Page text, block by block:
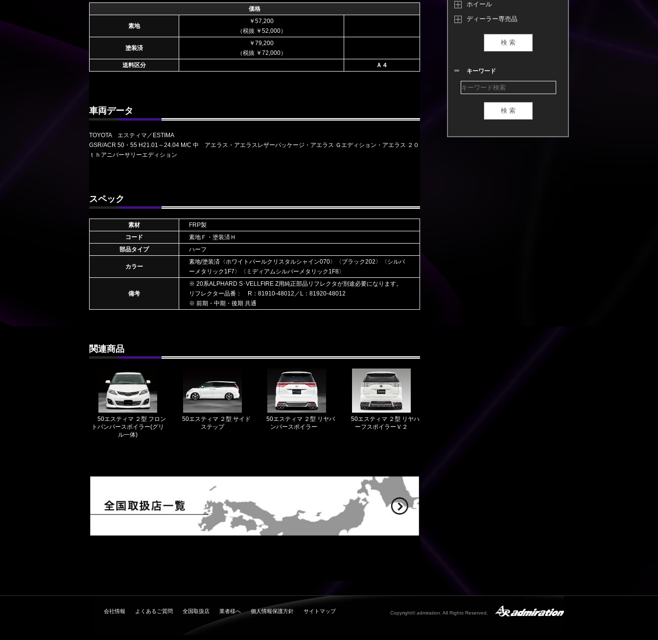
価格
素地
￥57,200
（税抜 ￥52,000）
塗装済
￥79,200
（税抜 ￥72,000）
送料区分
Ａ４
車両データ
TOYOTA エスティマ／ESTIMA
GSR/ACR 50・55 H21.01～24.04 M/C 中 アエラス・アエラスレザーパッケージ・アエラス Ｇエディション・アエラス ２０
ｔｈアニバーサリーエディション
スペック
素材
FRP製
コード
素地Ｆ・塗装済Ｈ
部品タイプ
ハーフ
カラー
素地/塗装済〈ホワイトパールクリスタルシャイン070〉〈ブラック202〉〈シルバ
ーメタリック1F7〉〈ミディアムシルバーメタリック1F8〉
備考
※ 20系ALPHARD S･VELLFIRE Z用純正部品リフレクタが別途必要になります。
リフレクター品番： R：81910-48012／L：81920-48012
※ 前期・中期・後期 共通
関連商品
50エスティマ ２型 フロン
トバンパースポイラー(グリ
ル一体)
50エスティマ ２型 サイド
ステップ
50エスティマ ２型 リヤバ
ンパースポイラー
50エスティマ ２型 リヤハ
ーフスポイラーＶ２
ホイール
ディーラー専売品
キーワード
会社情報 よくあるご質問 全国取扱店 業者様へ 個人情報保護方針 サイトマップ Copyright© admiration. All Rights Reserved.